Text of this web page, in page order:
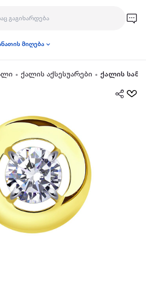
მიღება
ქალის აქსესუარები ქალის